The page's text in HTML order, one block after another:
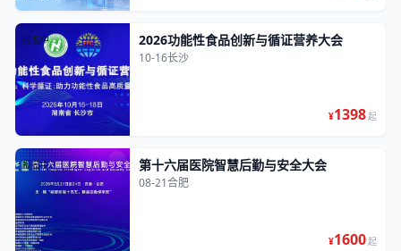
报名中 2026功能性食品创新与循证营养大会
10-16长沙
¥1398起
报名中 第十六届医院智慧后勤与安全大会
08-21合肥
¥1600起